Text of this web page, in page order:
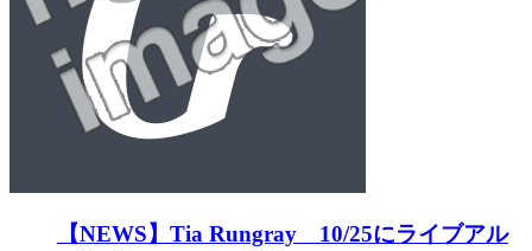
【NEWS】Tia Rungray 10/25にライブアル